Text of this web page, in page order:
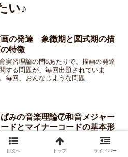
い♪
の発達 象徴期と図式期の描
特徴
実習理論の問8あたりで、描画の発達
する問題が、毎回出題されていま
毎回、おんなじような問題...
ぱみの音楽理論⑦和音メジャー
ードとマイナーコードの基本形
育士試験・保育実習理論問3では、「和
」の問題の出題が多いです。今回は、
目次へ トップ サイドバー